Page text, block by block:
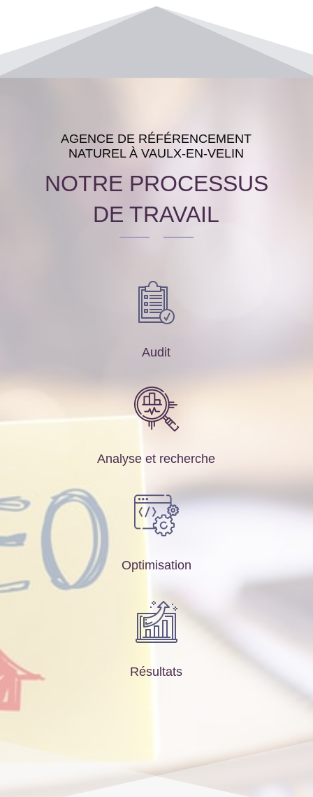
AGENCE DE RÉFÉRENCEMENT
NATUREL À VAULX-EN-VELIN
NOTRE PROCESSUS
DE TRAVAIL
Audit
Analyse et recherche
Optimisation
Résultats